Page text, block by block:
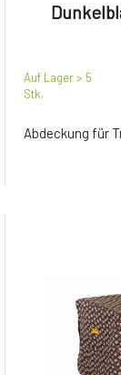
Auf Lager > 5
Stk.
Abdeckung für